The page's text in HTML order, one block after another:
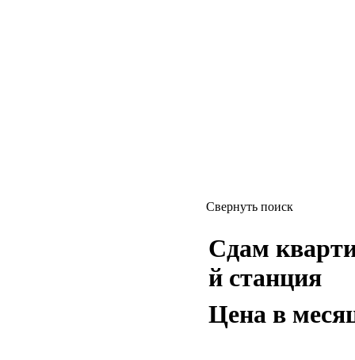
Свернуть поиск
Сдам
й станция
Цена в